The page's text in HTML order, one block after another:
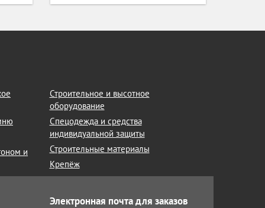
и
Строительное и высотное
оборудование
Спецодежда и средства
индивидуальной защиты
Строительные материалы
Крепёж
Электронная почта для заказов